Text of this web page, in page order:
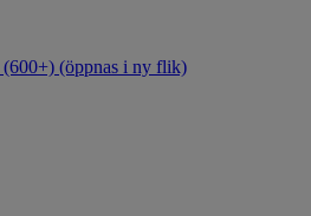
(600+) (öppnas i ny flik)